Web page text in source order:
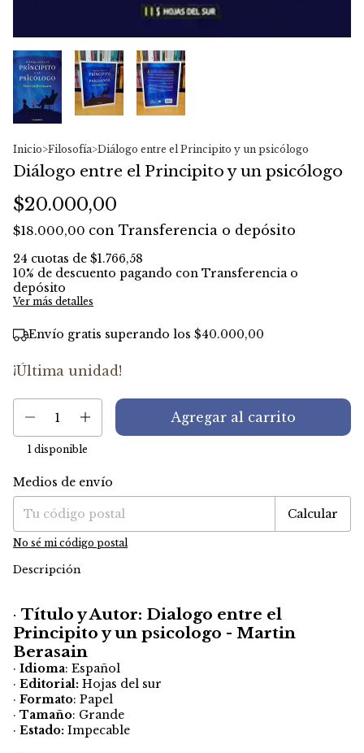
Inicio>Filosofía>Diálogo entre el Principito y un psicólogo
Diálogo entre el Principito y un psicólogo
$20.000,00
$18.000,00 con Transferencia o depósito
24 cuotas de $1.766,58
10% de descuento pagando con Transferencia o
depósito
Ver más detalles
Envío gratis superando los $40.000,00
¡Última unidad!
1 disponible
Entregas para el CP:
Medios de envío
Calcular
No sé mi código postal
Descripción
· Título y Autor: Dialogo entre el
Principito y un psicologo - Martin
Berasain
· Idioma: Español
· Editorial: Hojas del sur
· Formato: Papel
· Tamaño: Grande
· Estado: Impecable